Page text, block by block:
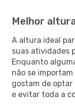
Melhor
A altura ideal
suas atividades
Enquanto
não se
gostam de optar
e evitar toda a